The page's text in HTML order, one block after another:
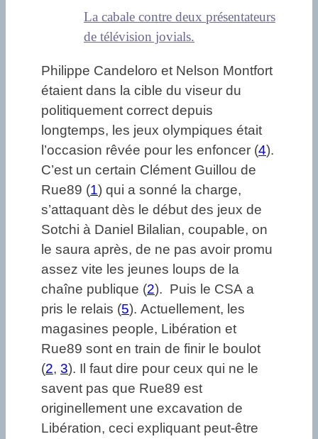
La cabale contre deux présentateurs
de télévision jovials.
Philippe Candeloro et Nelson Montfort
étaient dans la cible du viseur du
politiquement correct depuis
longtemps, les jeux olympiques était
l’occasion rêvée pour les enfoncer (4).
C’est un certain Clément Guillou de
Rue89 (1) qui a sonné la charge,
s’attaquant dès le début des jeux de
Sotchi à Daniel Bilalian, coupable, on
le saura après, de ne pas avoir promu
assez vite les jeunes loups de la
chaîne publique (2). Puis le CSA a
pris le relais (5). Actuellement, les
magasines people, Libération et
Rue89 sont en train de finir le boulot
(2, 3). Il faut dire pour ceux qui ne le
savent pas que Rue89 est
originellement une excavation de
Libération, ceci expliquant peut-être